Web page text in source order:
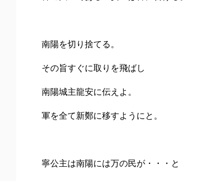
南陽を切り捨てる。
その旨すぐに取りを飛ばし
南陽城主龍安に伝えよ。
軍を全て新鄭に移すようにと。
寧公主は南陽には万の民が・・・と